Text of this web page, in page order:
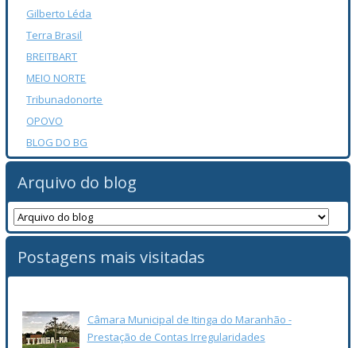
Gilberto Léda
Terra Brasil
BREITBART
MEIO NORTE
Tribunadonorte
OPOVO
BLOG DO BG
Arquivo do blog
Postagens mais visitadas
Câmara Municipal de Itinga do Maranhão -
Prestação de Contas Irregularidades